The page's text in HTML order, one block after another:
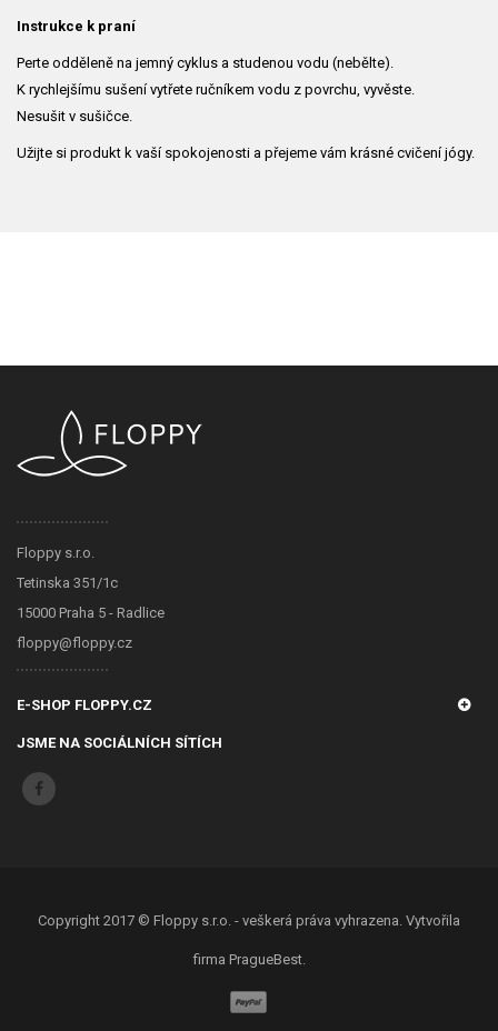
Instrukce k praní
Perte odděleně na jemný cyklus a studenou vodu (nebělte).
K rychlejšímu sušení vytřete ručníkem vodu z povrchu, vyvěste.
Nesušit v sušičce.
Užijte si produkt k vaší spokojenosti a přejeme vám krásné cvičení jógy.
Floppy s.r.o.
Tetinska 351/1c
15000 Praha 5 - Radlice
floppy@floppy.cz
E-SHOP FLOPPY.CZ
JSME NA SOCIÁLNÍCH SÍTÍCH
Copyright 2017 © Floppy s.r.o. - veškerá práva vyhrazena. Vytvořila
firma PragueBest.